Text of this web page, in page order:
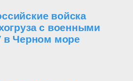
войска
с военными
в Черном море